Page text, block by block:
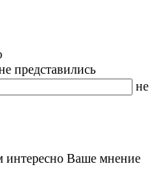
представились
не
интересно Ваше мнение